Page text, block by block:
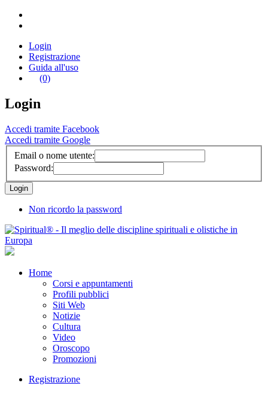
Login
Registrazione
Guida all'uso
(0)
Login
Accedi tramite Facebook
Accedi tramite Google
Email o nome utente:
Password:
Non ricordo la password
Home
Corsi e appuntamenti
Profili pubblici
Siti Web
Notizie
Cultura
Video
Oroscopo
Promozioni
Registrazione